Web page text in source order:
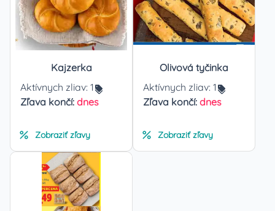
Kajzerka
Aktívnych zliav: 1
Zľava končí: dnes
Zobraziť zľavy
Olivová tyčinka
Aktívnych zliav: 1
Zľava končí: dnes
Zobraziť zľavy